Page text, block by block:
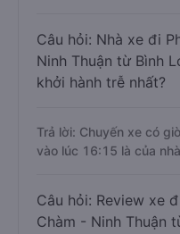
Câu hỏi: Nhà xe đi
Ninh Thuận từ Bình
khởi hành trễ nhất?
Trả lời: Chuyến xe có
vào lúc 16:15 là của
Câu hỏi: Review xe
Chàm - Ninh Thuận